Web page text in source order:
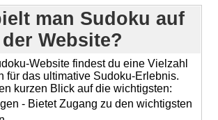
man Sudoku auf
der Website?
Website findest du eine Vielzahl
für das ultimative Sudoku-Erlebnis.
kurzen Blick auf die wichtigsten:
- Bietet Zugang zu den wichtigsten